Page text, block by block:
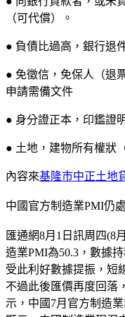
（可代償）。
● 負債比過高，銀行退
● 免徵信，免保人（退
申請需備文件
● 身分證正本，印鑑證
● 土地，建物所有權狀
內容來基隆市中正土地
中國官方制造業PMI仍
匯通網8月1日訊周四(8
造業PMI為50.3，數據
受此利好數據提振，短
不過此後匯價再度回落
示，中國7月官方制造